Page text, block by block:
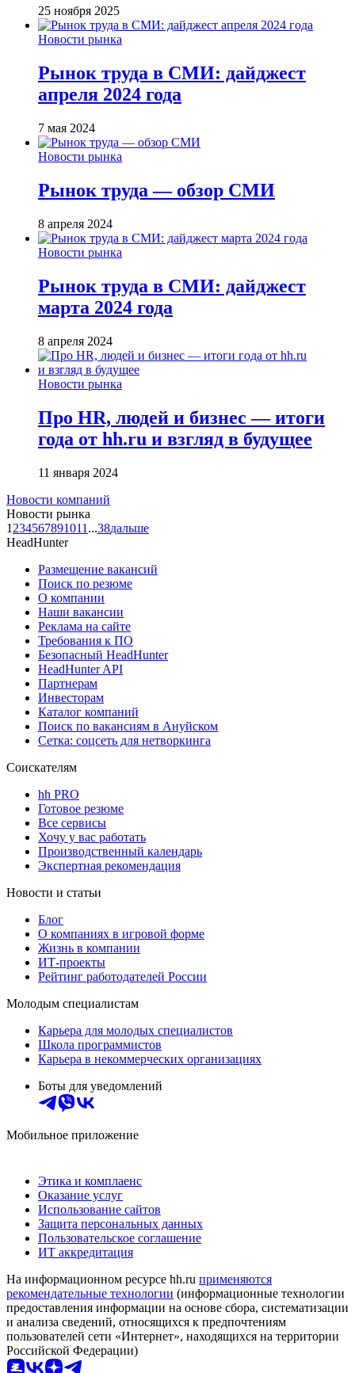
25 ноября 2025
Новости рынка
Рынок труда в СМИ: дайджест
апреля 2024 года
7 мая 2024
Новости рынка
Рынок труда — обзор СМИ
8 апреля 2024
Новости рынка
Рынок труда в СМИ: дайджест
марта 2024 года
8 апреля 2024
Новости рынка
Про HR, людей и бизнес — итоги
года от hh.ru и взгляд в будущее
11 января 2024
Новости компаний
Новости рынка
1 234567891011 ...38дальше
HeadHunter
Размещение вакансий
Поиск по резюме
О компании
Наши вакансии
Реклама на сайте
Требования к ПО
Безопасный HeadHunter
HeadHunter API
Партнерам
Инвесторам
Каталог компаний
Поиск по вакансиям в Ануйском
Сетка: соцсеть для нетворкинга
Соискателям
hh PRO
Готовое резюме
Все сервисы
Хочу у вас работать
Производственный календарь
Экспертная рекомендация
Новости и статьи
Блог
О компаниях в игровой форме
Жизнь в компании
ИТ-проекты
Рейтинг работодателей России
Молодым специалистам
Карьера для молодых специалистов
Школа программистов
Карьера в некоммерческих организациях
Боты для уведомлений
Мобильное приложение
Этика и комплаенс
Оказание услуг
Использование сайтов
Защита персональных данных
Пользовательское соглашение
ИТ аккредитация
На информационном ресурсе hh.ru применяются
рекомендательные технологии (информационные технологии
предоставления информации на основе сбора, систематизации
и анализа сведений, относящихся к предпочтениям
пользователей сети «Интернет», находящихся на территории
Российской Федерации)